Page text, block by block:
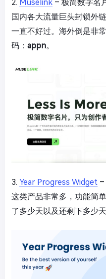
2. Muselink – 极简数字名
国内各大流量巨头封锁外
一直不好过。海外倒是非
码： appn。
3. Year Progress Widget –
这类产品非常多，功能简
了多少天以及还剩下多少